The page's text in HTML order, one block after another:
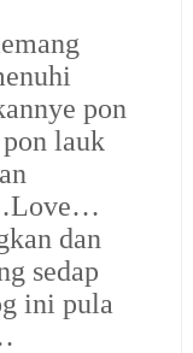
pon
lauk
dan
sedap
ini pula